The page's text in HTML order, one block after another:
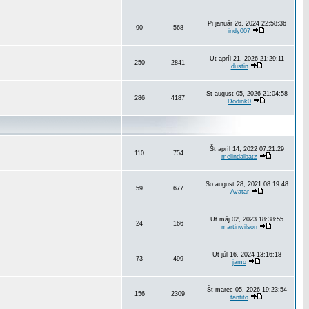
90 568
Pi január 26, 2024 22:58:36
indy007
250 2841
Ut apríl 21, 2026 21:29:11
dustin
286 4187
St august 05, 2026 21:04:58
Dodink0
110 754
Št apríl 14, 2022 07:21:29
melindalbatz
59 677
So august 28, 2021 08:19:48
Avatar
24 166
Ut máj 02, 2023 18:38:55
martinwilson
73 499
Ut júl 16, 2024 13:16:18
jamo
156 2309
Št marec 05, 2026 19:23:54
tantito